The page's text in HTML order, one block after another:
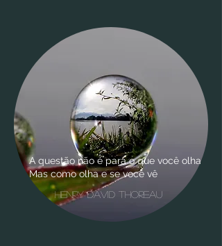
henry david thoreau
A questão não é para o que você olha
Mas como olha e se você vê